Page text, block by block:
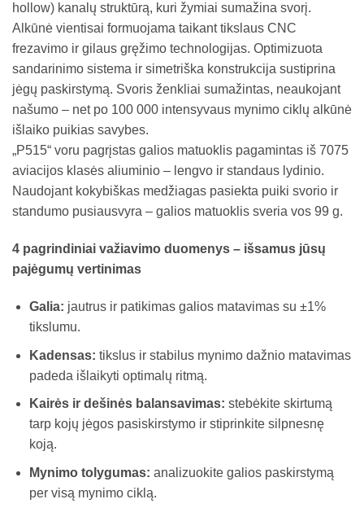
hollow) kanalų struktūrą, kuri žymiai sumažina svorį.
Alkūnė vientisai formuojama taikant tikslaus CNC
frezavimo ir gilaus gręžimo technologijas. Optimizuota
sandarinimo sistema ir simetriška konstrukcija sustiprina
jėgų paskirstymą. Svoris ženkliai sumažintas, neaukojant
našumo – net po 100 000 intensyvaus mynimo ciklų alkūnė
išlaiko puikias savybes.
„P515“ voru pagrįstas galios matuoklis pagamintas iš 7075
aviacijos klasės aliuminio – lengvo ir standaus lydinio.
Naudojant kokybiškas medžiagas pasiekta puiki svorio ir
standumo pusiausvyra – galios matuoklis sveria vos 99 g.
4 pagrindiniai važiavimo duomenys – išsamus jūsų
pajėgumų vertinimas
Galia: jautrus ir patikimas galios matavimas su ±1%
tikslumu.
Kadensas: tikslus ir stabilus mynimo dažnio matavimas
padeda išlaikyti optimalų ritmą.
Kairės ir dešinės balansavimas: stebėkite skirtumą
tarp kojų jėgos pasiskirstymo ir stiprinkite silpnesnę
koją.
Mynimo tolygumas: analizuokite galios paskirstymą
per visą mynimo ciklą.